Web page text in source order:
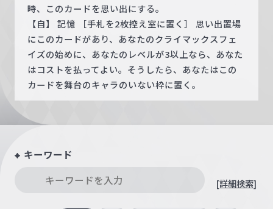
時、このカードを思い出にする。
【自】 記憶 ［手札を2枚控え室に置く］ 思い出置場
にこのカードがあり、あなたのクライマックスフェ
イズの始めに、あなたのレベルが3以上なら、あなた
はコストを払ってよい。そうしたら、あなたはこの
カードを舞台のキャラのいない枠に置く。
キーワード
[詳細検索]